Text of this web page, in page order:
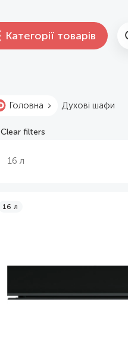
Категорії товарів
Головна Духові шафи
Clear filters
16 л
16 л